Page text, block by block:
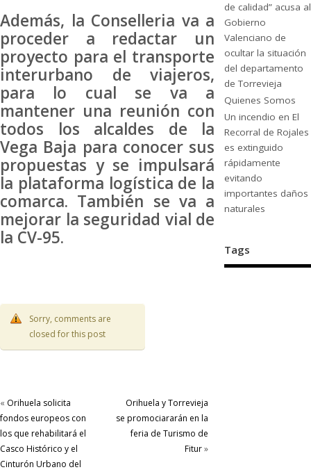
Además, la Conselleria va a
proceder a redactar un
proyecto para el transporte
interurbano de viajeros,
para lo cual se va a
mantener una reunión con
todos los alcaldes de la
Vega Baja para conocer sus
propuestas y se impulsará
la plataforma logística de la
comarca. También se va a
mejorar la seguridad vial de
la CV-95.
Sorry, comments are
closed for this post
« Orihuela solicita
fondos europeos con
los que rehabilitará el
Casco Histórico y el
Cinturón Urbano del
Orihuela y Torrevieja
se promociararán en la
feria de Turismo de
Fitur»
de calidad” acusa al
Gobierno
Valenciano de
ocultar la situación
del departamento
de Torrevieja
Quienes Somos
Un incendio en El
Recorral de Rojales
es extinguido
rápidamente
evitando
importantes daños
naturales
Tags